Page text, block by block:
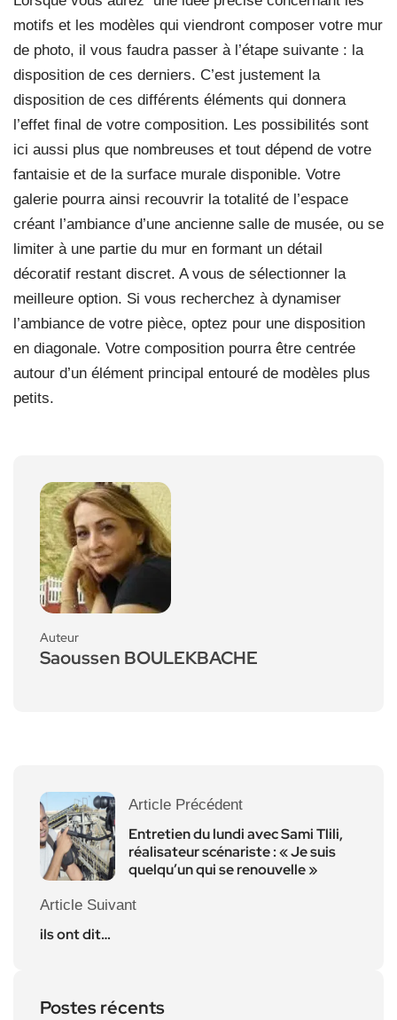
motifs et les modèles qui viendront composer votre mur
de photo, il vous faudra passer à l’étape suivante : la
disposition de ces derniers. C’est justement la
disposition de ces différents éléments qui donnera
l’effet final de votre composition. Les possibilités sont
ici aussi plus que nombreuses et tout dépend de votre
fantaisie et de la surface murale disponible. Votre
galerie pourra ainsi recouvrir la totalité de l’espace
créant l’ambiance d’une ancienne salle de musée, ou se
limiter à une partie du mur en formant un détail
décoratif restant discret. A vous de sélectionner la
meilleure option. Si vous recherchez à dynamiser
l’ambiance de votre pièce, optez pour une disposition
en diagonale. Votre composition pourra être centrée
autour d’un élément principal entouré de modèles plus
petits.
Auteur
Saoussen BOULEKBACHE
Article Précédent
Entretien du lundi avec Sami Tlili,
réalisateur scénariste : « Je suis
quelqu’un qui se renouvelle »
Article Suivant
ils ont dit…
Postes récents